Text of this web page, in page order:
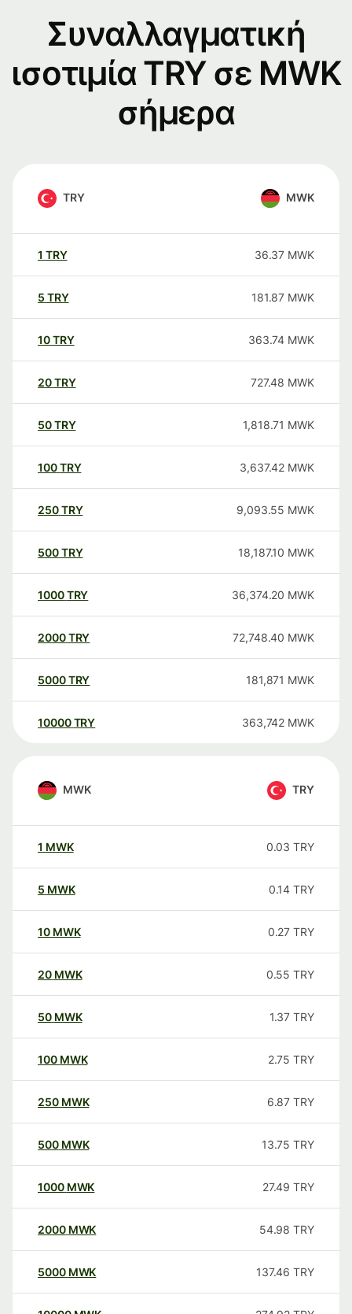
Συναλλαγματική
ισοτιμία TRY σε MWK
σήμερα
TRY MWK
1 TRY 36.37 MWK
5 TRY 181.87 MWK
10TRY 363.74 MWK
20TRY 727.48 MWK
50TRY 1,818.71 MWK
100TRY 3,637.42 MWK
250TRY 9,093.55 MWK
500TRY 18,187.10 MWK
1000TRY 36,374.20 MWK
2000TRY 72,748.40 MWK
5000TRY 181,871 MWK
10000 TRY 363,742 MWK
MWK TRY
1 MWK 0.03 TRY
5 MWK 0.14 TRY
10 MWK 0.27 TRY
20 MWK 0.55 TRY
50 MWK 1.37 TRY
100 MWK 2.75 TRY
250 MWK 6.87 TRY
500 MWK 13.75 TRY
1000 MWK 27.49 TRY
2000 MWK 54.98 TRY
5000 MWK 137.46 TRY